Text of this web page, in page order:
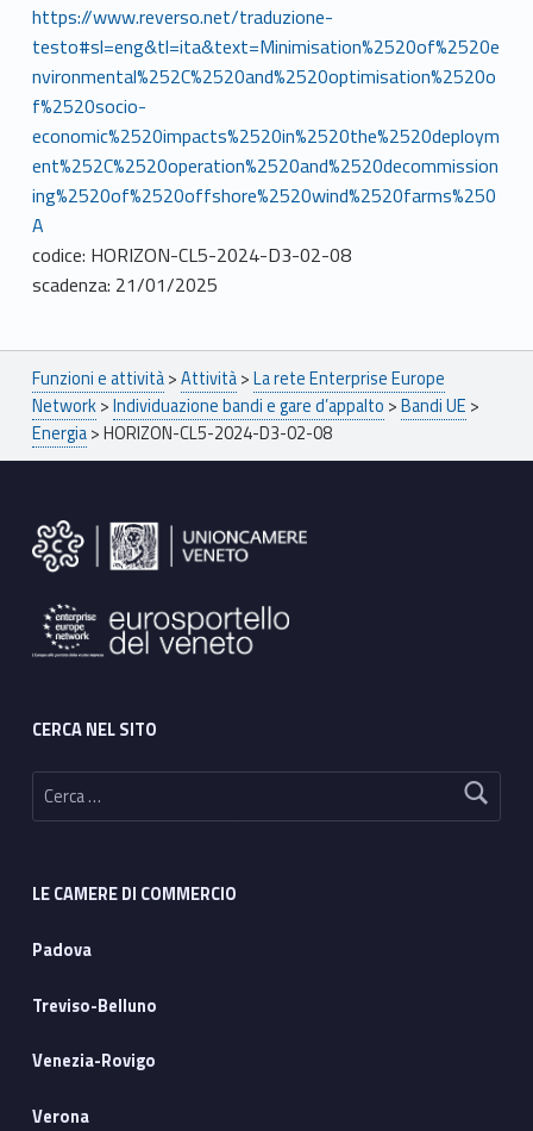
https://www.reverso.net/traduzione-
testo#sl=eng&tl=ita&text=Minimisation%2520of%2520e
nvironmental%252C%2520and%2520optimisation%2520o
f%2520socio-
economic%2520impacts%2520in%2520the%2520deploym
ent%252C%2520operation%2520and%2520decommission
ing%2520of%2520offshore%2520wind%2520farms%250
A
codice: HORIZON-CL5-2024-D3-02-08
scadenza: 21/01/2025
Breadcrumbs navigation
Funzioni e attività>Attività>La rete Enterprise Europe
Network>Individuazione bandi e gare d’appalto >Bandi UE >
Energia>HORIZON-CL5-2024-D3-02-08
CERCA NEL SITO
Ricerca per:
LE CAMERE DI COMMERCIO
Padova
Treviso-Belluno
Venezia-Rovigo
Verona